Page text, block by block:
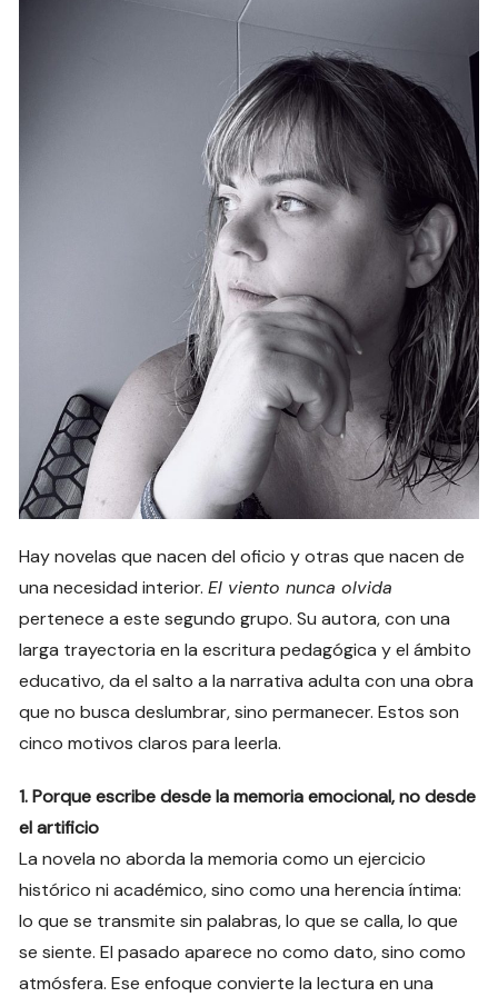
Hay novelas que nacen del oficio y otras que nacen de
una necesidad interior.El viento nunca olvida
pertenece a este segundo grupo. Su autora, con una
larga trayectoria en la escritura pedagógica y el ámbito
educativo, da el salto a la narrativa adulta con una obra
que no busca deslumbrar, sino permanecer. Estos son
cinco motivos claros para leerla.
1. Porque escribe desde la memoria emocional, no desde
el artificio
La novela no aborda la memoria como un ejercicio
histórico ni académico, sino como una herencia íntima:
lo que se transmite sin palabras, lo que se calla, lo que
se siente. El pasado aparece no como dato, sino como
atmósfera. Ese enfoque convierte la lectura en una